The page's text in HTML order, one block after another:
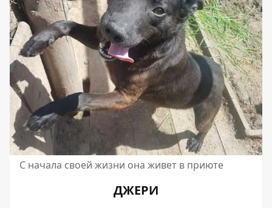
С начала своей жизни она живет в приюте
ДЖЕРИ